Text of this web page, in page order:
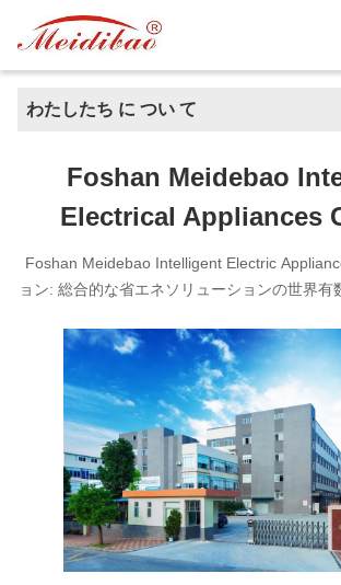
わたしたち に つい て
Foshan Meidebao
Electrical Appliances
Foshan Meidebao Intelligent Electric
ョン: 総合的な省エネソリューションの世界有